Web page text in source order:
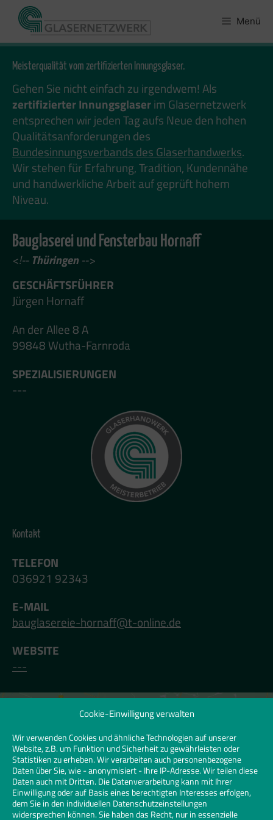
Cookie-Einwilligung verwalten
Wir verwenden Cookies und ähnliche Technologien auf unserer
Website, z.B. um Funktion und Sicherheit zu gewährleisten oder
Statistiken zu erheben. Wir verarbeiten auch personenbezogene
Daten über Sie, wie - anonymisiert - Ihre IP-Adresse. Wir teilen diese
Daten auch mit Dritten. Die Datenverarbeitung kann mit Ihrer
Einwilligung oder auf Basis eines berechtigten Interesses erfolgen,
dem Sie in den individuellen Datenschutzeinstellungen
widersprechen können. Sie haben das Recht, nur in essenzielle
Zum
Inhalt
springen
Menü
Meisterqualität vom zertifizierten Innungsglaser.
Gehen Sie nicht einfach zu irgendwem! Als
zertifizierter Innungsglaserim Glasernetzwerk
entsprechen wir jeden Tag aufs Neue den hohen
Qualitätsanforderungen des
Bundesinnungsverbands des Glaserhandwerks.
Wir stehen für Erfahrung, Tradition, Kundennähe
und handwerkliche Arbeit auf geprüft hohem
Niveau.
Bauglaserei und Fensterbau Hornaff
<!-- Thüringen -->
GESCHÄFTSFÜHRER
Jürgen Hornaff
An der Allee 8 A
99848 Wutha-Farnroda
SPEZIALISIERUNGEN
---
Kontakt
TELEFON
036921 92343
E-MAIL
bauglasereie-hornaff@t-online.de
WEBSITE
---
Klicken Sie hier, um Marketing-Cookies zu
akzeptieren und diesen Inhalt zu
aktivieren | Click to accept marketing
cookies and enable this content